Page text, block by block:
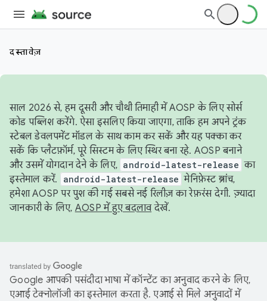
दस्तावेज़
साल 2026 से, हम दूसरी और चौथी तिमाही में AOSP के लिए सोर्स
कोड पब्लिश करेंगे. ऐसा इसलिए किया जाएगा, ताकि हम अपने ट्रंक
स्टेबल डेवलपमेंट मॉडल के साथ काम कर सकें और यह पक्का कर
सकें कि प्लैटफ़ॉर्म, पूरे सिस्टम के लिए स्थिर बना रहे. AOSP बनाने
और उसमें योगदान देने के लिए, android-latest-release का
इस्तेमाल करें.
android-latest-release मेनिफ़ेस्ट ब्रांच,
हमेशा AOSP पर पुश की गई सबसे नई रिलीज़ का रेफ़रंस देगी. ज़्यादा
जानकारी के लिए, AOSP में हुए बदलावदेखें.
Google आपकी पसंदीदा भाषा में कॉन्टेंट का अनुवाद करने के लिए,
एआई टेक्नोलॉजी का इस्तेमाल करता है. एआई से मिले अनुवादों में